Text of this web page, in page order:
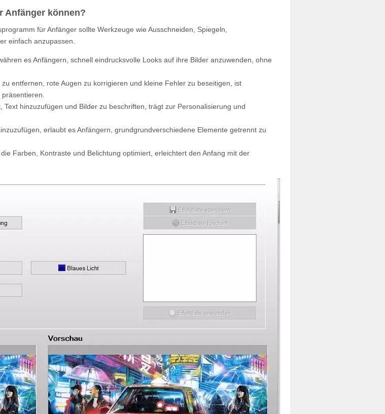
Anfänger können?
für Anfänger sollte Werkzeuge wie Ausschneiden, Spiegeln,
einfach anzupassen.
es Anfängern, schnell eindrucksvolle Looks auf ihre Bilder anzuwenden, ohne
entfernen, rote Augen zu korrigieren und kleine Fehler zu beseitigen, ist
Text hinzuzufügen und Bilder zu beschriften, trägt zur Personalisierung und
erlaubt es Anfängern, grundgrundverschiedene Elemente getrennt zu
Farben, Kontraste und Belichtung optimiert, erleichtert den Anfang mit der